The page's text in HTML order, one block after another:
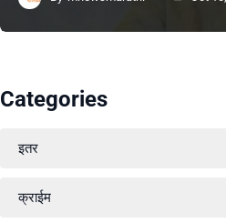
Categories
इतर
क्राईम